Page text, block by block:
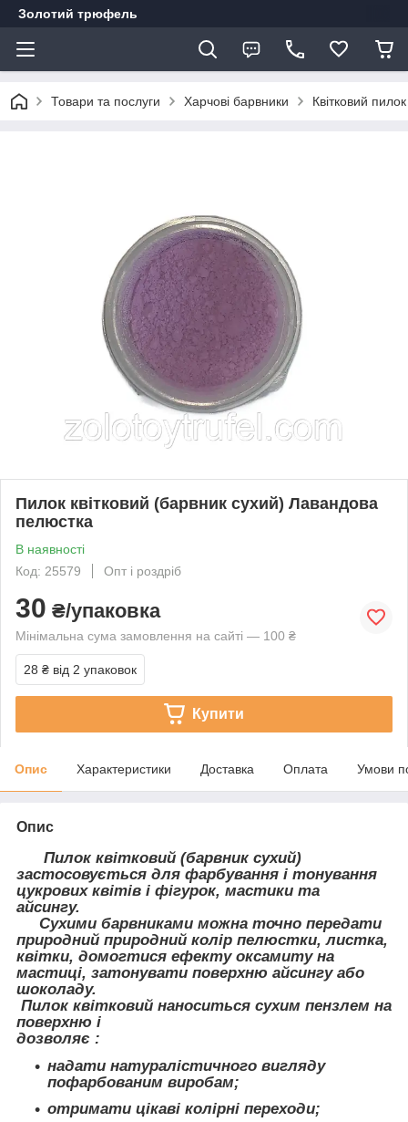
Золотий трюфель
Товари та послуги Харчові барвники Квітковий
Пилок квітковий (барвник сухий) Лавандова
пелюстка
В наявності
Код: 25579
Опт і роздріб
30 ₴/упаковка
Мінімальна сума замовлення на сайті — 100 ₴
28 ₴ від 2 упаковок
Купити
Опис Характеристики Доставка Оплата Умови
Опис
Пилок квітковий (барвник сухий)
застосовується для фарбування і тонування
цукрових квітів і фігурок, мастики та
айсингу.
Сухими барвниками можна точно передати
природний природний колір пелюстки, листка,
квітки, домогтися ефекту оксамиту на
мастиці, затонувати поверхню айсингу або
шоколаду.
Пилок квітковий наноситься сухим пензлем на
поверхню і
дозволяє :
надати натуралістичного вигляду
пофарбованим виробам;
отримати цікаві колірні переходи;